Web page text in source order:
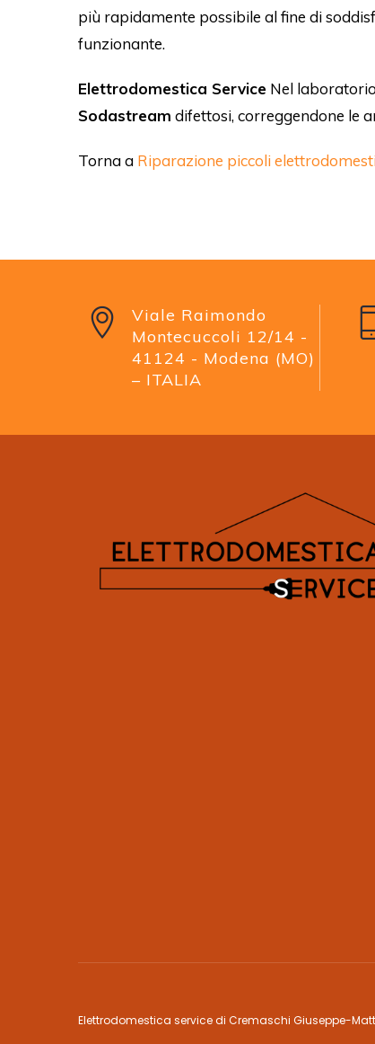
più rapidamente possibile al fine di
funzionante.
Elettrodomestica Service Nel
Sodastream difettosi, correggendone le
Torna a Riparazione piccoli
Viale Raimondo
Montecuccoli 12/14 -
41124 - Modena (MO)
– ITALIA
Elettrodomestica service di Cremaschi Giuseppe-